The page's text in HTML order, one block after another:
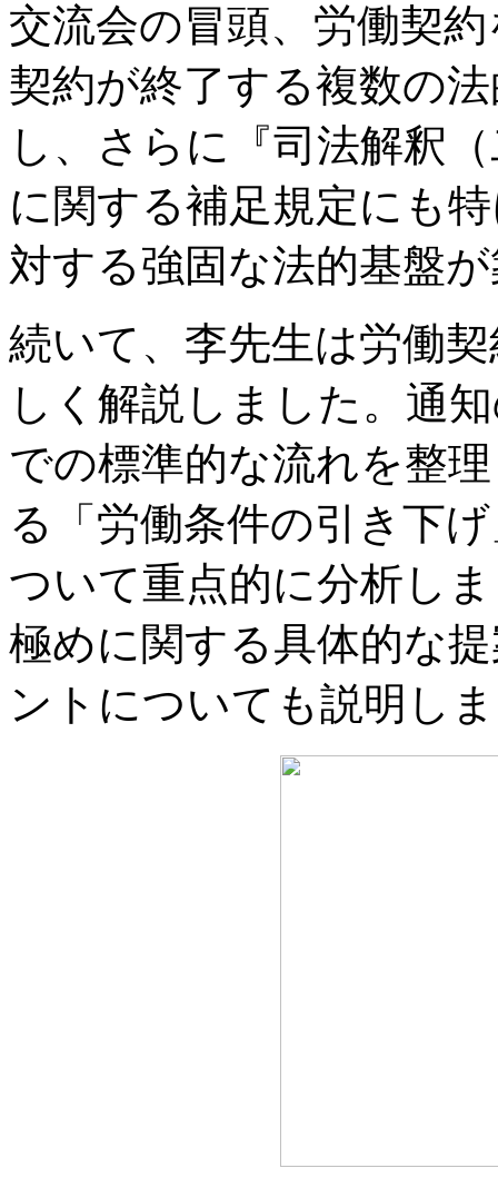
交流会の冒頭、労働契
契約が終了する複数の
し、さらに『司法解釈
に関する補足規定にも
対する強固な法的基盤
続いて、李先生は労働
しく解説しました。通
での標準的な流れを整
る「労働条件の引き下
ついて重点的に分析し
極めに関する具体的な
ントについても説明し